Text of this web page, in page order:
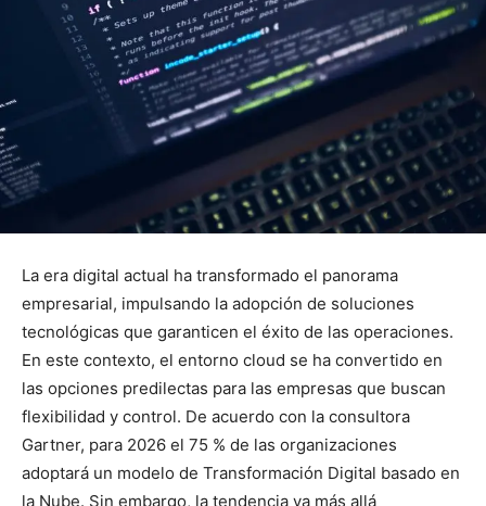
La era digital actual ha transformado el panorama
empresarial, impulsando la adopción de soluciones
tecnológicas que garanticen el éxito de las operaciones.
En este contexto, el entorno cloud se ha convertido en
las opciones predilectas para las empresas que buscan
flexibilidad y control. De acuerdo con la consultora
Gartner, para 2026 el 75 % de las organizaciones
adoptará un modelo de Transformación Digital basado en
la Nube. Sin embargo, la tendencia va más allá